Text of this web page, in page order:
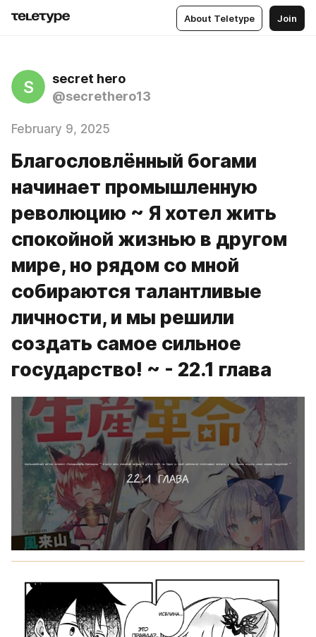
About Teletype Join
S
secret hero
@secrethero13
February 9, 2025
Благословлённый богами
начинает промышленную
революцию ~ Я хотел жить
спокойной жизнью в другом
мире, но рядом со мной
собираются талантливые
личности, и мы решили
создать самое сильное
государство! ~ - 22.1 глава